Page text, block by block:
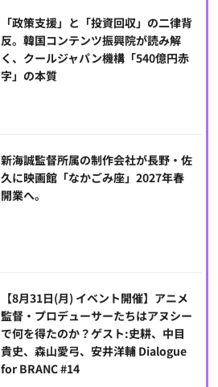
「政策支援」と「投資回収」の二律背
反。韓国コンテンツ振興院が読み解
く、クールジャパン機構「540億円赤
字」の本質
新海誠監督所属の制作会社が長野・佐
久に映画館「なかごみ座」2027年春
開業へ。
【8月31日(月) イベント開催】アニメ
監督・プロデューサーたちはアヌシー
で何を得たのか？ゲスト:史耕、中目
貴史、森山愛弓、安井洋輔 Dialogue
for BRANC #14